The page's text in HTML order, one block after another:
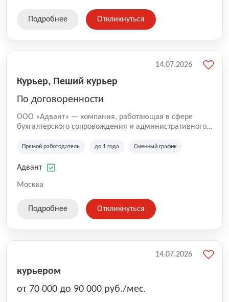
Подробнее Откликнуться
Курьер, Пеший курьер
По договоренности
ООО «Адвант» — компания, работающая в сфере
бухгалтерского сопровождения и административного
зарегистрирована в Санкт-Петербурге и
лиц и коммерческих организаций.
Прямой работодатель до 1 года Сменный график
Адвант
Москва
14.07.2026
Подробнее Откликнуться
курьером
от 70 000 до 90 000 руб./мес.
14.07.2026